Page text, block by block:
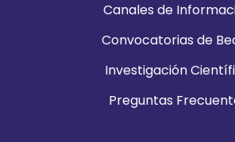
Canales de
Convocatorias de
Investigación
Preguntas